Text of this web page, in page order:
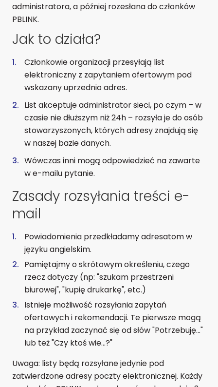
administratora, a później rozesłana do członków
PBLINK.
Jak to działa?
Członkowie organizacji przesyłają list
elektroniczny z zapytaniem ofertowym pod
wskazany uprzednio adres.
List akceptuje administrator sieci, po czym – w
czasie nie dłuższym niż 24h – rozsyła je do osób
stowarzyszonych, których adresy znajdują się
w naszej bazie danych.
Wówczas inni mogą odpowiedzieć na zawarte
w e-mailu pytanie.
Zasady rozsyłania treści e-
mail
Powiadomienia przedkładamy adresatom w
języku angielskim.
Pamiętajmy o skrótowym określeniu, czego
rzecz dotyczy (np: "szukam przestrzeni
biurowej", "kupię drukarkę", etc.)
Istnieje możliwość rozsyłania zapytań
ofertowych i rekomendacji. Te pierwsze mogą
na przykład zaczynać się od słów "Potrzebuję..."
lub też "Czy ktoś wie...?"
Uwaga: listy będą rozsyłane jedynie pod
zatwierdzone adresy poczty elektronicznej. Każdy